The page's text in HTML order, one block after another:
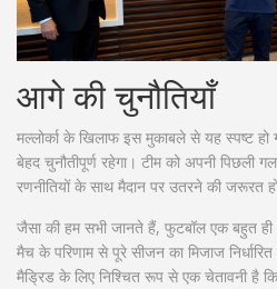
आगे की चुनौतियाँ
मल्लोर्का के खिलाफ इस मुकाबले से यह स्पष्ट
बेहद चुनौतीपूर्ण रहेगा। टीम को अपनी
रणनीतियों के साथ मैदान पर उतरने की जरूरत
जैसा की हम सभी जानते हैं, फुटबॉल एक बहुत
मैच के परिणाम से पूरे सीजन का मिजाज
मैड्रिड के लिए निश्चित रूप से एक चेतावनी है